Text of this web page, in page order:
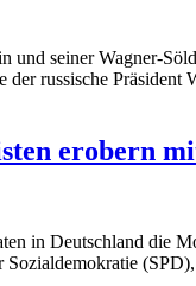
und seiner Wagner-
russische
erobern
in Deutschland die